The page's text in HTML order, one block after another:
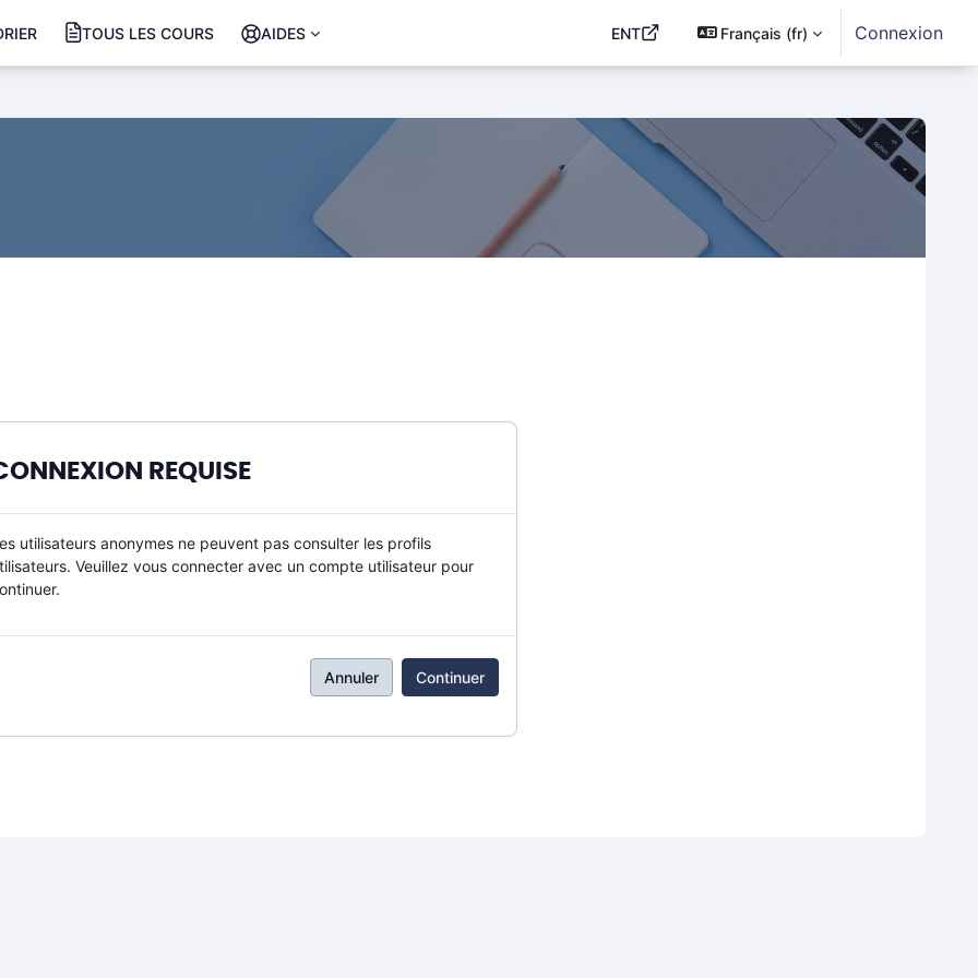
TOUS LES COURS AIDES ENT Français ‎(fr)‎ Connexion
REQUISE
utilisateurs anonymes ne peuvent pas consulter les profils
Veuillez vous connecter avec un compte utilisateur pour
Annuler Continuer